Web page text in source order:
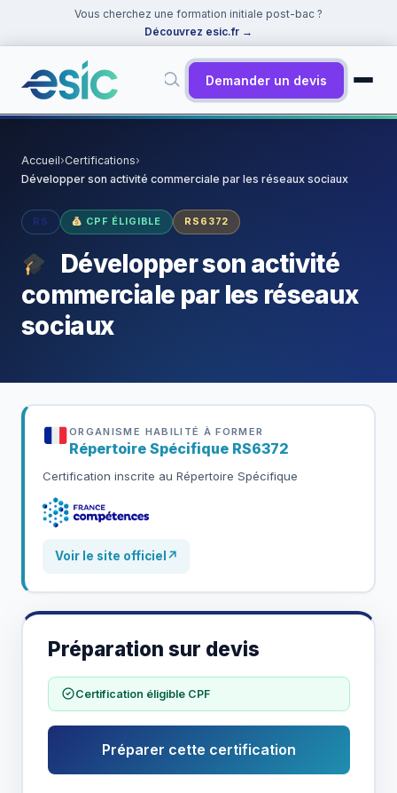
Vous cherchez une formation initiale post-bac ?
Découvrez esic.fr →
Demander un devis
Docker
Accueil›Certifications›
Développer son activité commerciale par les réseaux sociaux
RS CPF ÉLIGIBLE RS6372
Développer son activité
commerciale par les réseaux
sociaux
ORGANISME HABILITÉ À FORMER
Répertoire Spécifique RS6372
Certification inscrite au Répertoire Spécifique
Voir le site officiel↗
Préparation sur devis
Certification éligible CPF
Préparer cette certification